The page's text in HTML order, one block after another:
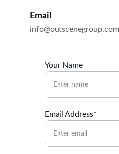
Email
info@outscenegroup.com
Your Name
Email Address*